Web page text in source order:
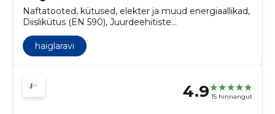
Naftatooted, kütused, elekter ja muud energiaallikad,
Diislikütus (EN 590), Juurdeehitiste
arhitektuuriteenused, Projektijuhtimisteenused,
v.a ehitus, Salvestussüsteemid ja uuringute seadmed,
tehnilise disaini teenused, Radiograafiaseadmed,
haiglaravi
4.9 15 hinnangut